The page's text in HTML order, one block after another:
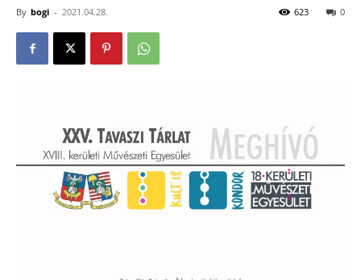
By bogi - 2021.04.28. 0
623